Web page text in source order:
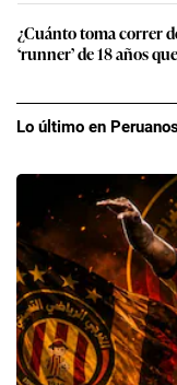
¿Cuánto toma correr
‘runner’ de 18 años
Lo último en